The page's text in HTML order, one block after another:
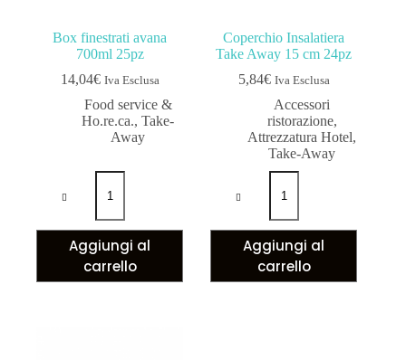
Box finestrati avana
700ml 25pz
14,04€ Iva Esclusa
Food service &
Ho.re.ca.,Take-
Away
Aggiungi al
carrello
Coperchio Insalatiera
Take Away 15 cm 24pz
5,84€ Iva Esclusa
Accessori
ristorazione,
Attrezzatura Hotel,
Take-Away
Aggiungi al
carrello